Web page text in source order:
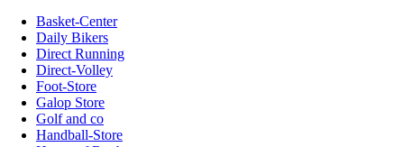
Basket-Center
Daily Bikers
Direct Running
Direct-Volley
Foot-Store
Galop Store
Golf and co
Handball-Store